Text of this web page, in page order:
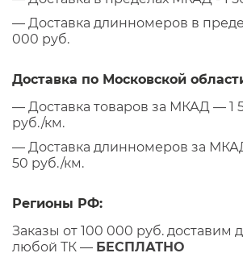
— Доставка длинномеров в
000 руб.
Доставка по Московской
— Доставка товаров за МКАД — 1
руб./км.
— Доставка длинномеров за
50 руб./км.
Регионы РФ:
Заказы от 100 000 руб. доставим
любой ТК — БЕСПЛАТНО